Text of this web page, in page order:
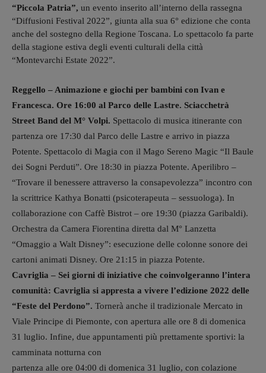
“Piccola Patria”, un evento inserito all’interno della rassegna
“Diffusioni Festival 2022”, giunta alla sua 6° edizione che conta
anche del sostegno della Regione Toscana. Lo spettacolo fa parte
della stagione estiva degli eventi culturali della città
“Montevarchi Estate 2022”.
Reggello – Animazione e giochi per bambini con Ivan e
Francesca. Ore 16:00 al Parco delle Lastre. Sciacchetrà
Street Band del M° Volpi. Spettacolo di musica itinerante con
partenza ore 17:30 dal Parco delle Lastre e arrivo in piazza
Potente. Spettacolo di Magia con il Mago Sereno Magic “Il Baule
dei Sogni Perduti”. Ore 18:30 in piazza Potente. Aperilibro –
“Trovare il benessere attraverso la consapevolezza” incontro con
la scrittrice Kathya Bonatti (psicoterapeuta – sessuologa). In
collaborazione con Caffè Bistrot – ore 19:30 (piazza Garibaldi).
Orchestra da Camera Fiorentina diretta dal M° Lanzetta
“Omaggio a Walt Disney”: esecuzione delle colonne sonore dei
cartoni animati Disney. Ore 21:15 in piazza Potente.
Cavriglia – Sei giorni di iniziative che coinvolgeranno l’intera
comunità: Cavriglia si appresta a vivere l’edizione 2022 delle
“Feste del Perdono”. Tornerà anche il tradizionale Mercato in
Viale Principe di Piemonte, con apertura alle ore 8 di domenica
31 luglio. Infine, due appuntamenti più prettamente sportivi: la
camminata notturna con
partenza alle ore 04:00 di domenica 31 luglio, con colazione